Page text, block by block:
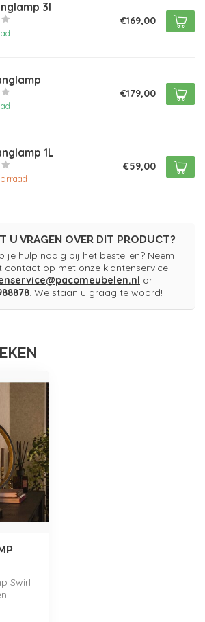
3l
€169,00
€179,00
1L
€59,00
U VRAGEN OVER DIT PRODUCT?
je hulp nodig bij het bestellen? Neem
contact op met onze klantenservice
or
. We staan u graag te woord!
Swirl